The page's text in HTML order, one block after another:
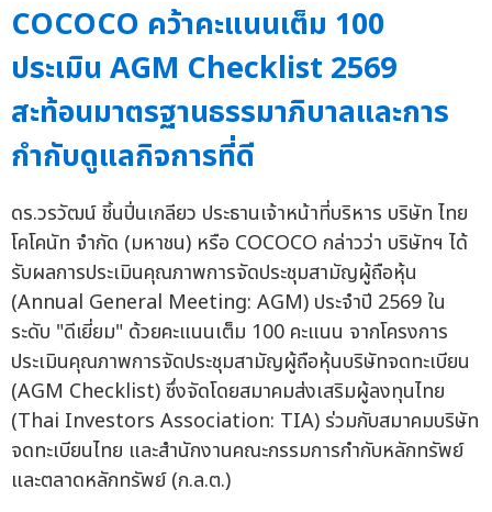
COCOCO คว้าคะแนนเต็ม 100
ประเมิน AGM Checklist 2569
สะท้อนมาตรฐานธรรมาภิบาลและการ
กำกับดูแลกิจการที่ดี
ดร.วรวัฒน์ ชิ้นปิ่นเกลียว ประธานเจ้าหน้าที่บริหาร บริษัท ไทย
โคโคนัท จำกัด (มหาชน) หรือ COCOCO กล่าวว่า บริษัทฯ ได้
รับผลการประเมินคุณภาพการจัดประชุมสามัญผู้ถือหุ้น
(Annual General Meeting: AGM) ประจำปี 2569 ใน
ระดับ "ดีเยี่ยม" ด้วยคะแนนเต็ม 100 คะแนน จากโครงการ
ประเมินคุณภาพการจัดประชุมสามัญผู้ถือหุ้นบริษัทจดทะเบียน
(AGM Checklist) ซึ่งจัดโดยสมาคมส่งเสริมผู้ลงทุนไทย
(Thai Investors Association: TIA) ร่วมกับสมาคมบริษัท
จดทะเบียนไทย และสำนักงานคณะกรรมการกำกับหลักทรัพย์
และตลาดหลักทรัพย์ (ก.ล.ต.)